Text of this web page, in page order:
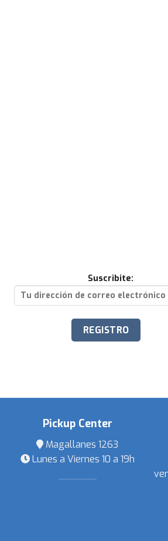
Suscribite:
Pickup Center
Magallanes 1263
Lunes a Viernes 10 a 19h